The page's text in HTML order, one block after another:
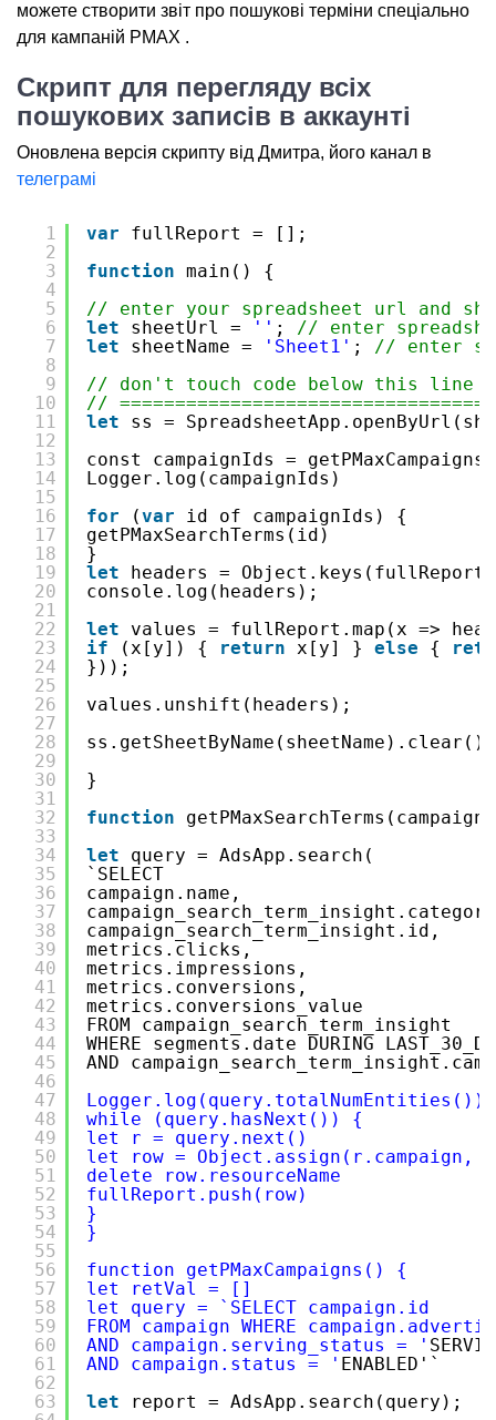
можете створити звіт про пошукові терміни спеціально
для кампаній PMAX .
Скрипт для перегляду всіх
пошукових записів в аккаунті
Оновлена версія скрипту від Дмитра, його канал в
телеграмі
1
2
3
4
5
6
7
8
9
10
11
12
13
14
15
16
17
18
19
20
21
22
23
24
25
26
27
28
29
30
31
32
33
34
35
36
37
38
39
40
41
42
43
44
45
46
47
48
49
50
51
52
53
54
55
56
57
58
59
60
61
62
63
var
fullReport = [];
function main() {
// enter your spreadsheet url and
let
sheetUrl = '' ; // enter
let
sheetName = 'Sheet1' ; // enter
// don't touch code below this line
// =================================
let
ss =
const campaignIds =
Logger.log(campaignIds)
for
(var
id of campaignIds) {
getPMaxSearchTerms(id)
}
let
headers =
console.log(headers);
let
values = fullReport.map(x =>
if
(x[y]) { return x[y] } else {
}));
values.unshift(headers);
}
function
let
query = AdsApp.search(
`SELECT
campaign.name,
campaign_search_term_insight.id,
metrics.clicks,
metrics.impressions,
metrics.conversions,
metrics.conversions_value
FROM campaign_search_term_insight
WHERE segments.date DURING
AND
Logger.log(query.totalNumEntities())
while (query.hasNext()) {
let r = query.next()
let row = Object.assign(r.campaign,
delete row.resourceName
fullReport.push(row)
}
}
function getPMaxCampaigns() {
let retVal = []
let query = `SELECT campaign.id
FROM campaign WHERE
AND campaign.serving_status = '
AND campaign.status = ' ENABLED'`
let
report = AdsApp.search(query);